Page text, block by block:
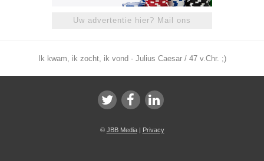
Uw advertentie hier? Mail ons
Ik kwam, ik zocht, ik vond - Julius Caesar / 47 v.Chr. ;)
© JBB Media| Privacy